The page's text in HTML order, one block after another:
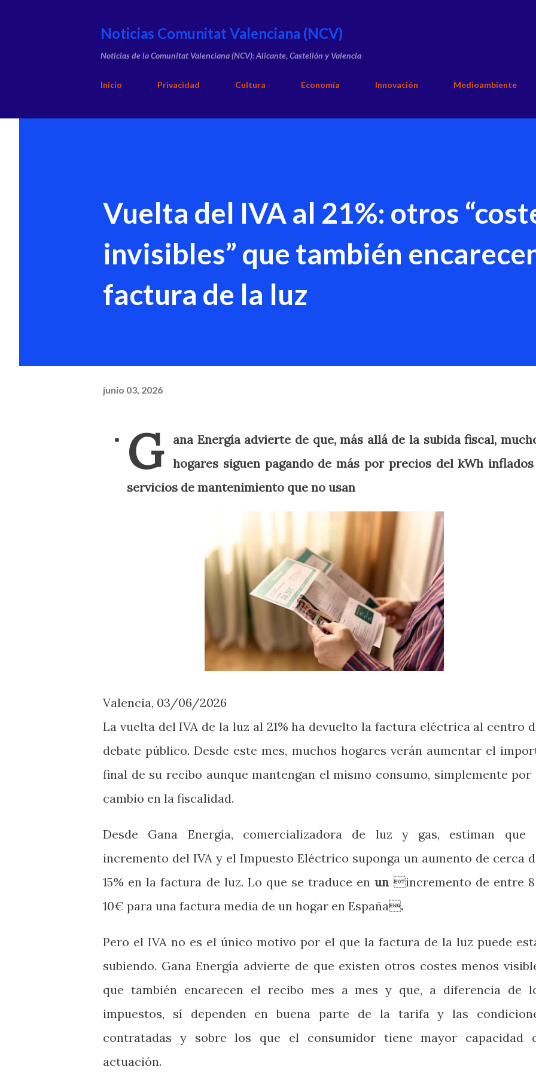
Noticias Comunitat Valenciana (NCV)
Noticias de la Comunitat Valenciana (NCV): Alicante, Castellón y Valencia
Inicio Privacidad Cultura Economía Innovación Medioambiente
Vuelta del IVA al 21%: otros
invisibles” que también
factura de la luz
junio 03, 2026
G
ana Energía advierte de que, más allá de la subida fiscal,
hogares siguen pagando de más por precios del kWh
servicios de mantenimiento que no usan
Valencia, 03/06/2026
La vuelta del IVA de la luz al 21% ha devuelto la factura eléctrica al centro
debate público. Desde este mes, muchos hogares verán aumentar el
final de su recibo aunque mantengan el mismo consumo, simplemente por
cambio en la fiscalidad.
Desde Gana Energía, comercializadora de luz y gas, estiman que
incremento del IVA y el Impuesto Eléctrico suponga un aumento de cerca
15% en la factura de luz. Lo que se traduce enun incremento de entre
10€ para una factura media de un hogar en España.
Pero el IVA no es el único motivo por el que la factura de la luz puede
subiendo. Gana Energía advierte de que existen otros costes menos
que también encarecen el recibo mes a mes y que, a diferencia de
impuestos, sí dependen en buena parte de la tarifa y las
contratadas y sobre los que el consumidor tiene mayor capacidad
actuación.